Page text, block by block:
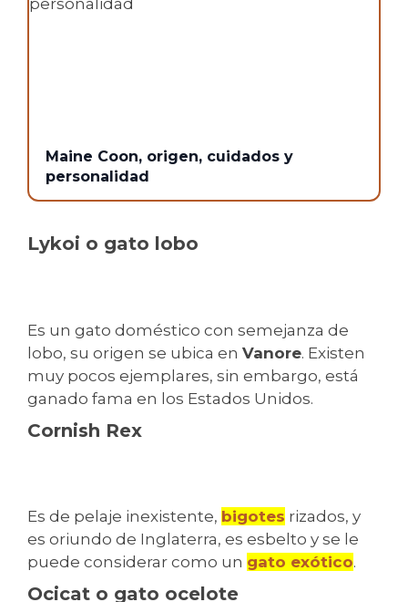
Maine Coon, origen, cuidados y
personalidad
Lykoi o gato lobo
Es un gato doméstico con semejanza de
lobo, su origen se ubica en Vanore. Existen
muy pocos ejemplares, sin embargo, está
ganado fama en los Estados Unidos.
Cornish Rex
Es de pelaje inexistente, bigotes rizados, y
es oriundo de Inglaterra, es esbelto y se le
puede considerar como un gato exótico.
Ocicat o gato ocelote